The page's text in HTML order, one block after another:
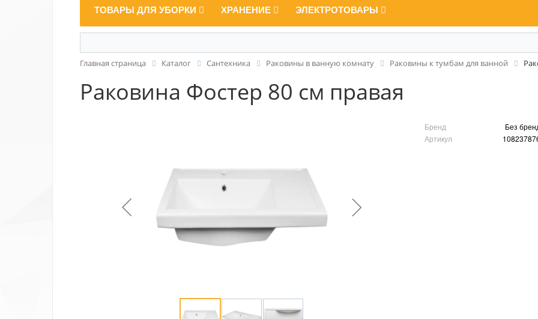
ТОВАРЫ ДЛЯ УБОРКИ ХРАНЕНИЕ ЭЛЕКТРОТОВАРЫ
Главная страница Каталог Сантехника Раковины в ванную комнату Раковины к тумбам для ванной
Раковина Фостер 80 см правая
Бренд
Без
Артикул